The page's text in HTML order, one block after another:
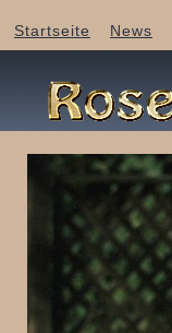
Startseite News